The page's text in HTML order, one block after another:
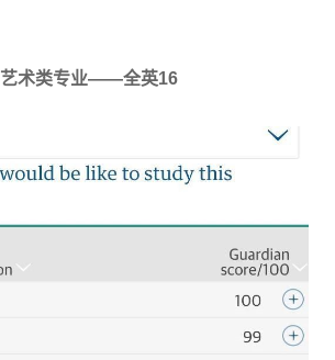
艺术类专业——全英16